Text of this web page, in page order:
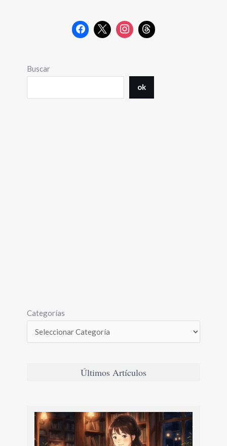
Buscar
ok
Categorías
Últimos Artículos